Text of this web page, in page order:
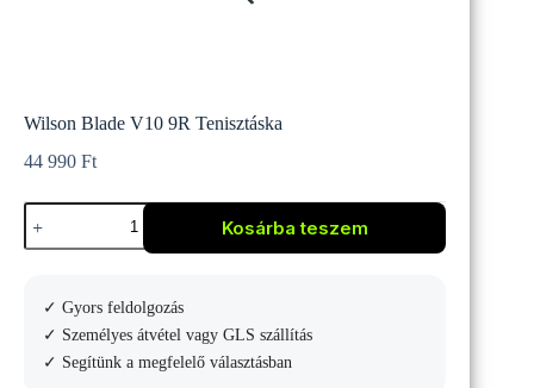
Wilson Blade V10 9R Tenisztáska
44 990 Ft
Wilson
Blade
V10
mennyiség
Kosárba teszem
✓ Gyors feldolgozás
✓ Személyes átvétel vagy GLS szállítás
✓ Segítünk a megfelelő választásban